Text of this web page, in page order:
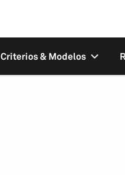
Criterios & Modelos